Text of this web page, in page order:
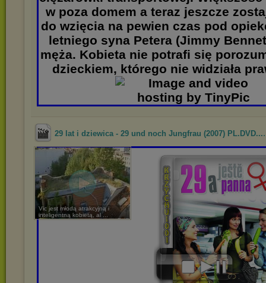
w poza domem a teraz jeszcze
do wzięcia na pewien czas pod
letniego syna Petera (Jimmy
męża. Kobieta nie potrafi się
dzieckiem, którego nie widziała
29 lat i dziewica - 29 und noch Jungfrau (2007) PL.DVD...
Vic jest młodą atrakcyjną i
inteligentną kobietą, al ...